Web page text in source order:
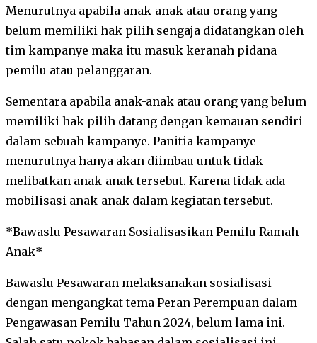
Menurutnya apabila anak-anak atau orang yang
belum memiliki hak pilih sengaja didatangkan oleh
tim kampanye maka itu masuk keranah pidana
pemilu atau pelanggaran.
Sementara apabila anak-anak atau orang yang belum
memiliki hak pilih datang dengan kemauan sendiri
dalam sebuah kampanye. Panitia kampanye
menurutnya hanya akan diimbau untuk tidak
melibatkan anak-anak tersebut. Karena tidak ada
mobilisasi anak-anak dalam kegiatan tersebut.
*Bawaslu Pesawaran Sosialisasikan Pemilu Ramah
Anak*
Bawaslu Pesawaran melaksanakan sosialisasi
dengan mengangkat tema Peran Perempuan dalam
Pengawasan Pemilu Tahun 2024, belum lama ini.